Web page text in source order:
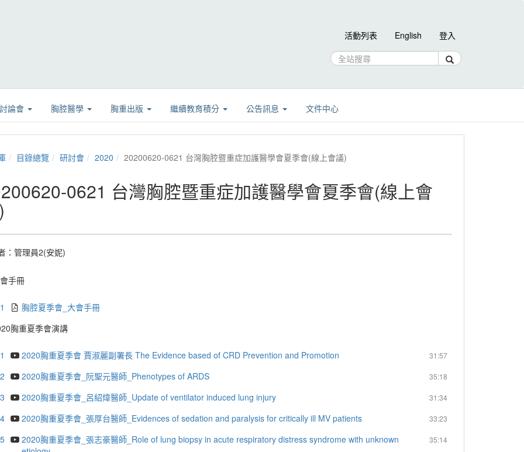
活動列表 English 登入
論會 胸腔醫學 胸重出版 繼續教育積分 公告訊息 文件中心
目錄總覽 研討會 2020 20200620-0621 台灣胸腔暨重症加護醫學會夏季會(線上會議)
0621 台灣胸腔暨重症加護醫學會夏季會(線上會
： 管理員2(安妮)
手冊
胸腔夏季會_大會手冊
胸重夏季會演講
31:57
2020胸重夏季會 賈淑麗副署長 The Evidence based of CRD Prevention and Promotion
35:18
2020胸重夏季會_阮聖元醫師_Phenotypes of ARDS
31:34
2020胸重夏季會_呂紹煒醫師_Update of ventilator induced lung injury
33:23
2020胸重夏季會_張厚台醫師_Evidences of sedation and paralysis for critically ill MV patients
35:14
2020胸重夏季會_張志豪醫師_Role of lung biopsy in acute respiratory distress syndrome with unknown